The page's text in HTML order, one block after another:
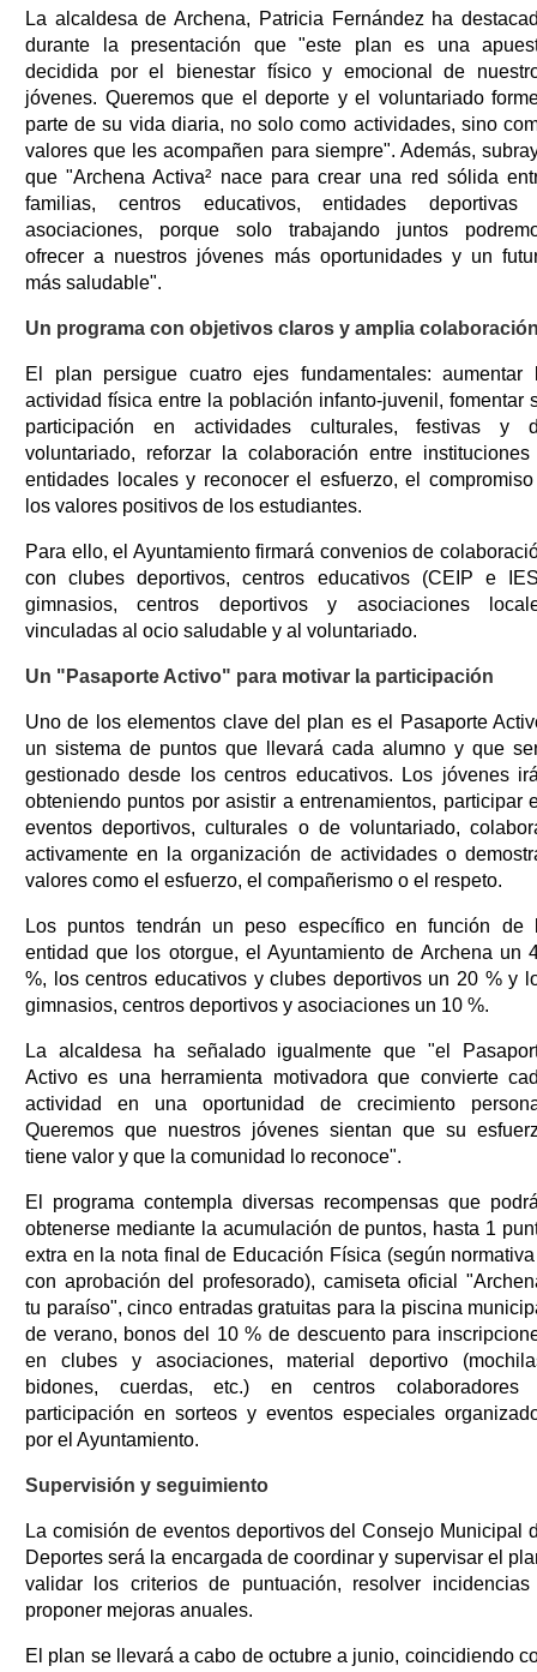
La alcaldesa de Archena, Patricia Fernández ha
durante la presentación que "este plan es una
decidida por el bienestar físico y emocional de
jóvenes. Queremos que el deporte y el voluntariado
parte de su vida diaria, no solo como actividades, sino
valores que les acompañen para siempre". Además,
que "Archena Activa² nace para crear una red sólida
familias, centros educativos, entidades deportivas
asociaciones, porque solo trabajando juntos
ofrecer a nuestros jóvenes más oportunidades y un
más saludable".
Un programa con objetivos claros y amplia
El plan persigue cuatro ejes fundamentales: aumentar
actividad física entre la población infanto-juvenil, fomentar
participación en actividades culturales, festivas y
voluntariado, reforzar la colaboración entre
entidades locales y reconocer el esfuerzo, el
los valores positivos de los estudiantes.
Para ello, el Ayuntamiento firmará convenios de
con clubes deportivos, centros educativos (CEIP e
gimnasios, centros deportivos y asociaciones
vinculadas al ocio saludable y al voluntariado.
Un "Pasaporte Activo" para motivar la participación
Uno de los elementos clave del plan es el Pasaporte
un sistema de puntos que llevará cada alumno y que
gestionado desde los centros educativos. Los jóvenes
obteniendo puntos por asistir a entrenamientos, participar
eventos deportivos, culturales o de voluntariado,
activamente en la organización de actividades o
valores como el esfuerzo, el compañerismo o el respeto.
Los puntos tendrán un peso específico en función de
entidad que los otorgue, el Ayuntamiento de Archena un
%, los centros educativos y clubes deportivos un 20 % y
gimnasios, centros deportivos y asociaciones un 10 %.
La alcaldesa ha señalado igualmente que "el
Activo es una herramienta motivadora que convierte
actividad en una oportunidad de crecimiento
Queremos que nuestros jóvenes sientan que su
tiene valor y que la comunidad lo reconoce".
El programa contempla diversas recompensas que
obtenerse mediante la acumulación de puntos, hasta 1
extra en la nota final de Educación Física (según
con aprobación del profesorado), camiseta oficial
tu paraíso", cinco entradas gratuitas para la piscina
de verano, bonos del 10 % de descuento para
en clubes y asociaciones, material deportivo
bidones, cuerdas, etc.) en centros colaboradores
participación en sorteos y eventos especiales
por el Ayuntamiento.
Supervisión y seguimiento
La comisión de eventos deportivos del Consejo Municipal
Deportes será la encargada de coordinar y supervisar el
validar los criterios de puntuación, resolver
proponer mejoras anuales.
El plan se llevará a cabo de octubre a junio, coincidiendo